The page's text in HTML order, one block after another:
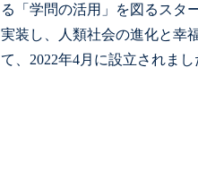
る「学問の活用」を図るスタ
実装し、人類社会の進化と幸
て、2022年4月に設立されまし